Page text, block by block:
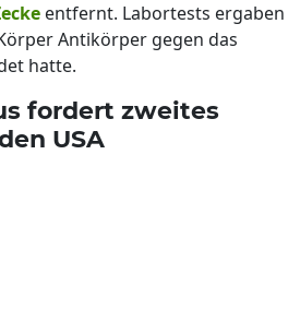
entfernt. Labortests ergaben
Antikörper gegen das
hatte.
fordert zweites
USA